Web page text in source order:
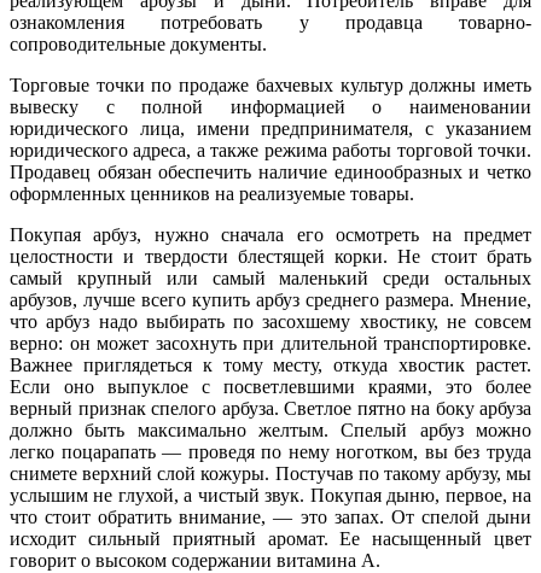
ознакомления потребовать у продавца товарно-
сопроводительные документы.
Торговые точки по продаже бахчевых культур должны иметь
вывеску с полной информацией о наименовании
юридического лица, имени предпринимателя, с указанием
юридического адреса, а также режима работы торговой точки.
Продавец обязан обеспечить наличие единообразных и четко
оформленных ценников на реализуемые товары.
Покупая арбуз, нужно сначала его осмотреть на предмет
целостности и твердости блестящей корки. Не стоит брать
самый крупный или самый маленький среди остальных
арбузов, лучше всего купить арбуз среднего размера. Мнение,
что арбуз надо выбирать по засохшему хвостику, не совсем
верно: он может засохнуть при длительной транспортировке.
Важнее приглядеться к тому месту, откуда хвостик растет.
Если оно выпуклое с посветлевшими краями, это более
верный признак спелого арбуза. Светлое пятно на боку арбуза
должно быть максимально желтым. Спелый арбуз можно
легко поцарапать — проведя по нему ноготком, вы без труда
снимете верхний слой кожуры. Постучав по такому арбузу, мы
услышим не глухой, а чистый звук. Покупая дыню, первое, на
что стоит обратить внимание, — это запах. От спелой дыни
исходит сильный приятный аромат. Ее насыщенный цвет
говорит о высоком содержании витамина А.